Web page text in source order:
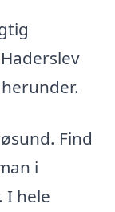
Find
i
I hele